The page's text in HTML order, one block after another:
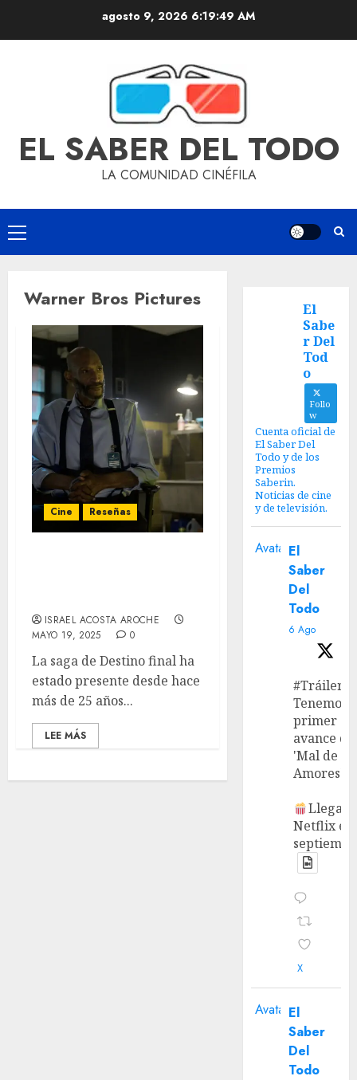
agosto 9, 2026 6:19:50 AM
EL SABER DEL TODO
LA COMUNIDAD CINÉFILA
Warner Bros Pictures
Cine Reseñas
ISRAEL ACOSTA AROCHE
MAYO 19, 2025
0
La saga de Destino final ha
estado presente desde hace
más de 25 años...
LEE MÁS
El
Sabe
r Del
Tod
o
Follo
w
Cuenta oficial de
El Saber Del
Todo y de los
Premios
Saberin.
Noticias de cine
y de televisión.
Avatar El
Saber
Del
Todo
6 Ago
#Tráiler
Tenemos
primer
avance de
'Mal de
Amores'.
Llega a
Netflix en
X
Avatar El
Saber
Del
Todo